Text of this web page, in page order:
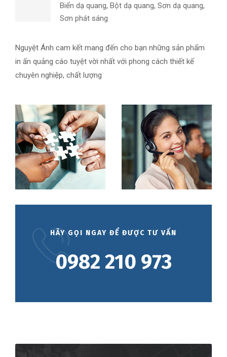
Biển dạ quang, Bột dạ quang, Sơn dạ quang,
Sơn phát sáng
Nguyệt Ánh cam kết mang đến cho bạn những sản phẩm
in ấn quảng cáo tuyệt vời nhất với phong cách thiết kế
chuyên nghiệp, chất lượng
HÃY GỌI NGAY ĐỂ ĐƯỢC TƯ VẤN
0982 210 973